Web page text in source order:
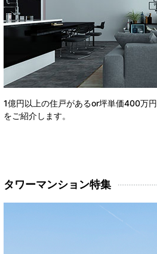
1億円以上の住戸があるor坪単価400万
をご紹介します。
タワーマンション特集